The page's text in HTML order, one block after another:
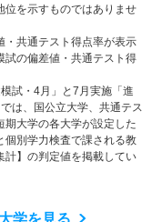
位を示すものではありませ
共通テスト得点率が表示
試の偏差値・共通テスト得
・4月」と7月実施「進
は、国公立大学、共通テス
期大学の各大学が設定した
個別学力検査で課される教
計】の判定値を掲載してい
学を見る